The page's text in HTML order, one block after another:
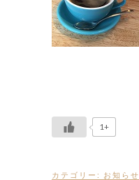
1+
カテゴリー: お知らせ